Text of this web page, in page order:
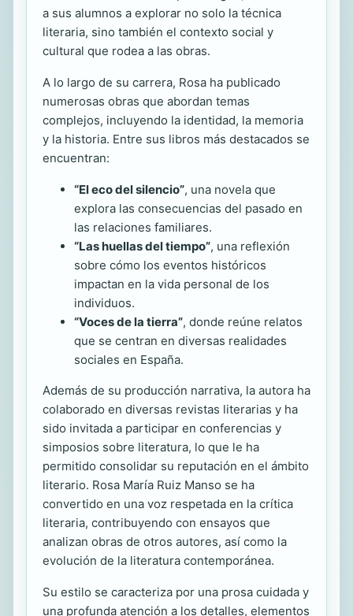
a sus alumnos a explorar no solo la técnica
literaria, sino también el contexto social y
cultural que rodea a las obras.
A lo largo de su carrera, Rosa ha publicado
numerosas obras que abordan temas
complejos, incluyendo la identidad, la memoria
y la historia. Entre sus libros más destacados se
encuentran:
“El eco del silencio”, una novela que
explora las consecuencias del pasado en
las relaciones familiares.
“Las huellas del tiempo”, una reflexión
sobre cómo los eventos históricos
impactan en la vida personal de los
individuos.
“Voces de la tierra”, donde reúne relatos
que se centran en diversas realidades
sociales en España.
Además de su producción narrativa, la autora ha
colaborado en diversas revistas literarias y ha
sido invitada a participar en conferencias y
simposios sobre literatura, lo que le ha
permitido consolidar su reputación en el ámbito
literario. Rosa María Ruiz Manso se ha
convertido en una voz respetada en la crítica
literaria, contribuyendo con ensayos que
analizan obras de otros autores, así como la
evolución de la literatura contemporánea.
Su estilo se caracteriza por una prosa cuidada y
una profunda atención a los detalles, elementos